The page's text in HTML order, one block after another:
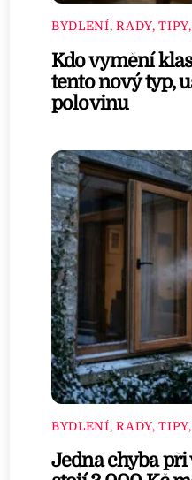
BYDLENÍ,RADY,
Kdo vymění
tento nový typ,
polovinu
BYDLENÍ,RADY,
Jedna chyba při